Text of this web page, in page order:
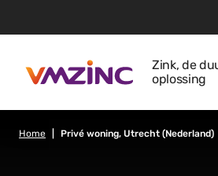
Zink, de
oplossing
Home Privé woning, Utrecht (Nederland)